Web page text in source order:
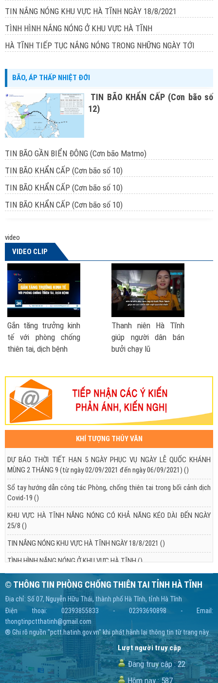
TIN NẮNG NÓNG KHU VỰC HÀ TĨNH NGÀY 18/8/2021
TÌNH HÌNH NẮNG NÓNG Ở KHU VỰC HÀ TĨNH
HÀ TĨNH TIẾP TỤC NẮNG NÓNG TRONG NHỮNG NGÀY TỚI
BÃO, ÁP THẤP NHIỆT ĐỚI
TIN BÃO KHẨN CẤP (Cơn bão số
12)
TIN BÃO GẦN BIỂN ĐÔNG (Cơn bão Matmo)
TIN BÃO KHẨN CẤP (Cơn bão số 10)
TIN BÃO KHẨN CẤP (Cơn bão số 10)
TIN BÃO KHẨN CẤP (Cơn bão số 10)
video
VIDEO CLIP
Thanh niên Hà Tĩnh
giúp người dân bán
bưởi chạy lũ
Phó Thủ tướng nói
đề xuất thành lập
Phòng chống thiên
KHÍ TƯỢNG THỦY VĂN
DỰ BÁO THỜI TIẾT HẠN 5 NGÀY PHỤC VỤ NGÀY LỄ QUỐC KHÁNH
MÙNG 2 THÁNG 9 (từ ngày 02/09/2021 đến ngày 06/09/2021) ()
Sổ tay hướng dẫn công tác Phòng, chống thiên tai trong bối cảnh dịch
Covid-19 ()
KHU VỰC HÀ TĨNH NẮNG NÓNG CÓ KHẢ NĂNG KÉO DÀI ĐẾN NGÀY
25/8 ()
TIN NẮNG NÓNG KHU VỰC HÀ TĨNH NGÀY 18/8/2021 ()
TÌNH HÌNH NẮNG NÓNG Ở KHU VỰC HÀ TĨNH()
© THÔNG TIN PHÒNG CHỐNG THIÊN TAI TỈNH HÀ TĨNH
Địa chỉ: Số 07, Nguyễn Hữu Thái, thành phố Hà Tĩnh, tỉnh Hà Tĩnh
Điện thoại: 02393855833 - 02393690898 - Email:
thongtinpctthatinh@gmail.com
® Ghi rõ nguồn "pctt.hatinh.gov.vn" khi phát hành lại thông tin từ trang này.
Lượt người truy cập
Đang truy cập : 22
Hôm nay : 587